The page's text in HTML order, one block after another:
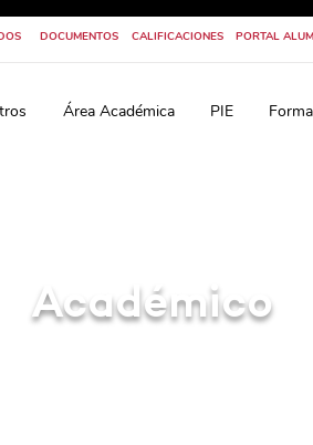
DOCUMENTOS CALIFICACIONES PORTAL
Área Académica PIE
Académico